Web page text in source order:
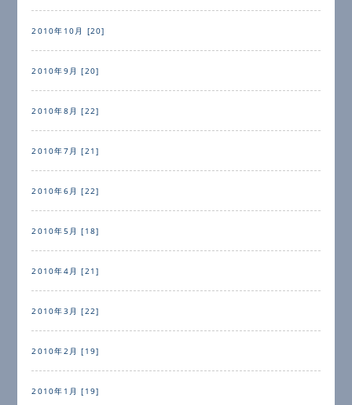
2010年10月 [20]
2010年9月 [20]
2010年8月 [22]
2010年7月 [21]
2010年6月 [22]
2010年5月 [18]
2010年4月 [21]
2010年3月 [22]
2010年2月 [19]
2010年1月 [19]